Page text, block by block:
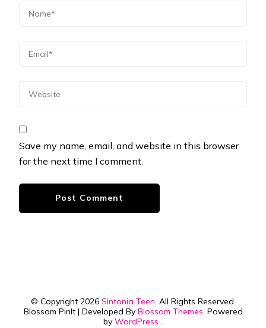
Save my name, email, and website in this browser
for the next time I comment.
© Copyright 2026 Sintonia Teen. All Rights Reserved.
Blossom PinIt | Developed By Blossom Themes. Powered
by WordPress .